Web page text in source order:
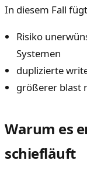
In diesem Fall
Risiko
Systemen
duplizierte
größerer blast
Warum es
schiefläuft